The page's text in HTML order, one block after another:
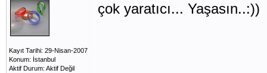
Kayıt Tarihi: 29-Nisan-2007
Konum: İstanbul
Aktif Durum: Aktif Değil
çok yaratıcı... Yaşasın..:))